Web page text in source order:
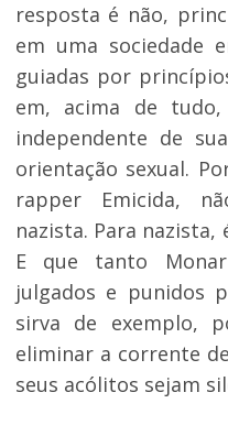
resposta é não,
em uma sociedade
guiadas por
em, acima de
independente de
orientação sexual.
rapper Emicida,
nazista. Para
E que tanto
julgados e punidos
sirva de exemplo,
eliminar a corrente
seus acólitos sejam